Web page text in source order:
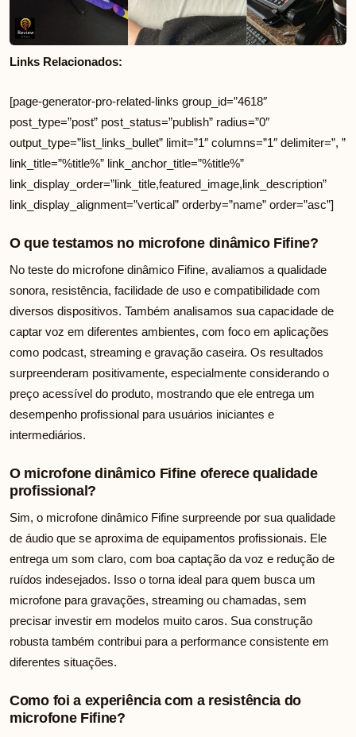
Links Relacionados:
[page-generator-pro-related-links group_id=”4618″
post_type=”post” post_status=”publish” radius=”0″
output_type=”list_links_bullet” limit=”1″ columns=”1″ delimiter=”, ”
link_title=”%title%” link_anchor_title=”%title%”
link_display_order=”link_title,featured_image,link_description”
link_display_alignment=”vertical” orderby=”name” order=”asc”]
O que testamos no microfone dinâmico Fifine?
No teste do microfone dinâmico Fifine, avaliamos a qualidade
sonora, resistência, facilidade de uso e compatibilidade com
diversos dispositivos. Também analisamos sua capacidade de
captar voz em diferentes ambientes, com foco em aplicações
como podcast, streaming e gravação caseira. Os resultados
surpreenderam positivamente, especialmente considerando o
preço acessível do produto, mostrando que ele entrega um
desempenho profissional para usuários iniciantes e
intermediários.
O microfone dinâmico Fifine oferece qualidade
profissional?
Sim, o microfone dinâmico Fifine surpreende por sua qualidade
de áudio que se aproxima de equipamentos profissionais. Ele
entrega um som claro, com boa captação da voz e redução de
ruídos indesejados. Isso o torna ideal para quem busca um
microfone para gravações, streaming ou chamadas, sem
precisar investir em modelos muito caros. Sua construção
robusta também contribui para a performance consistente em
diferentes situações.
Como foi a experiência com a resistência do
microfone Fifine?